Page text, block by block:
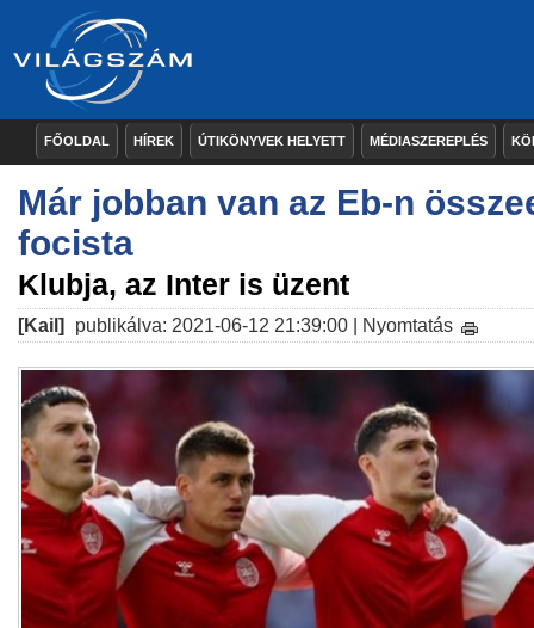
FŐOLDAL HÍREK ÚTIKÖNYVEK HELYETT MÉDIASZEREPLÉS
Már jobban van az Eb-n
focista
Klubja, az Inter is üzent
[Kail] publikálva: 2021-06-12 21:39:00 | Nyomtatás